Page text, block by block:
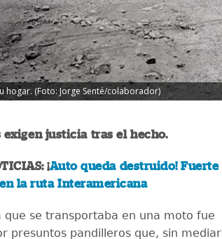
hogar. (Foto: Jorge Senté/colaborador)
exigen justicia tras el hecho.
¡Auto queda destruido! Fuerte
la ruta Interamericana
que se transportaba en una moto fue
presuntos pandilleros que, sin mediar